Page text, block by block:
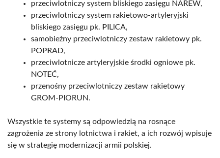
przeciwlotniczy system bliskiego zasięgu NAREW,
przeciwlotniczy system rakietowo-artyleryjski
bliskiego zasięgu pk. PILICA,
samobieżny przeciwlotniczy zestaw rakietowy pk.
POPRAD,
przeciwlotnicze artyleryjskie środki ogniowe pk.
NOTEĆ,
przenośny przeciwlotniczy zestaw rakietowy
GROM-PIORUN.
Wszystkie te systemy są odpowiedzią na rosnące
zagrożenia ze strony lotnictwa i rakiet, a ich rozwój wpisuje
się w strategię modernizacji armii polskiej.